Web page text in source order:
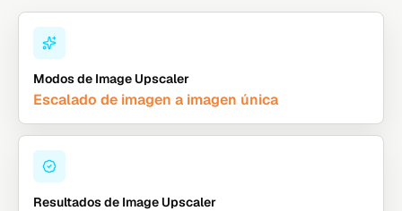
Modos de Image Upscaler
Escalado de imagen a imagen única
Resultados de Image Upscaler